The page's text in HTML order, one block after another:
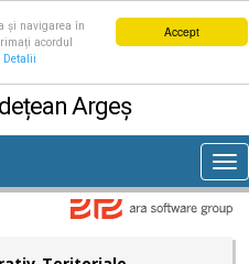
Accept
și navigarea în
acordul
Detalii
Argeș